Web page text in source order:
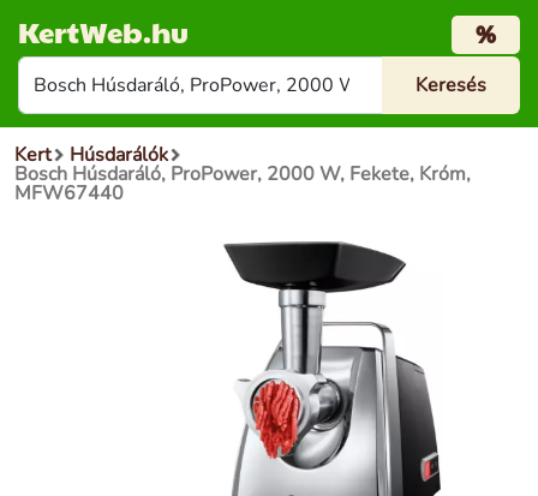
KertWeb.hu %
Kert Húsdarálók
Bosch Húsdaráló, ProPower, 2000 W, Fekete, Króm,
MFW67440